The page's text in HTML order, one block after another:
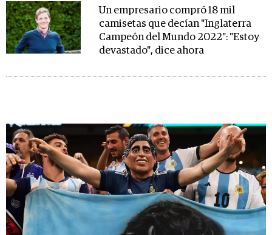
Un empresario compró 18 mil
camisetas que decían "Inglaterra
Campeón del Mundo 2022": "Estoy
devastado", dice ahora